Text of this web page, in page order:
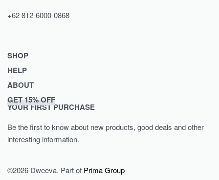
+62 812-6000-0868
SHOP
Shop
Collections
Lookbook
Men
Kids
HELP
Returns & Exchanges
Privacy Policy
ABOUT
Journal
Contact
GET 15% OFF
YOUR FIRST PURCHASE
Be the first to know about new products, good deals and other
interesting information.
©2026 Dweeva. Part of Prima Group